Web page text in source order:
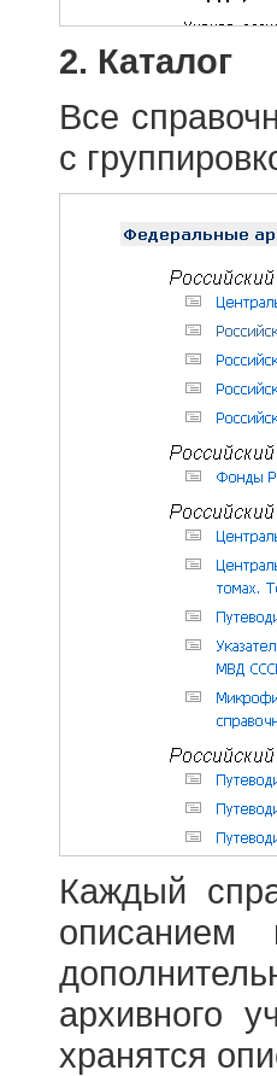
2. Каталог
Все
с
Каждый
описанием
архивного
хранятся